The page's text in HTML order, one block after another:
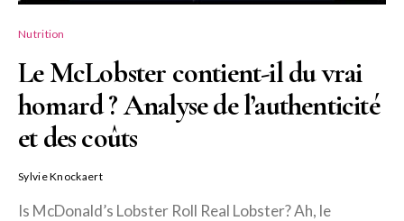
Nutrition
Le McLobster contient-il du vrai
homard ? Analyse de l’authenticité
et des coûts
Sylvie Knockaert
Is McDonald’s Lobster Roll Real Lobster? Ah, le